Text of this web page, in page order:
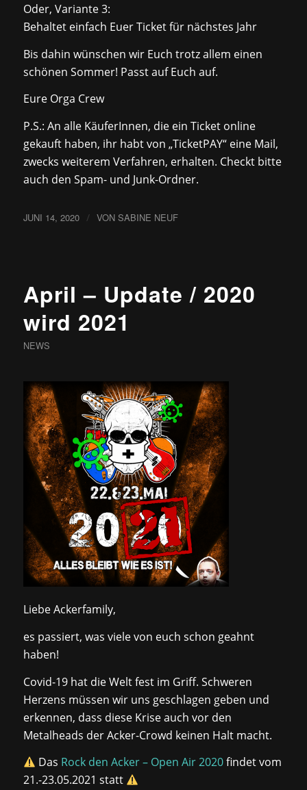
Oder, Variante 3:
Behaltet einfach Euer Ticket für nächstes Jahr
Bis dahin wünschen wir Euch trotz allem einen
schönen Sommer! Passt auf Euch auf.
Eure Orga Crew
P.S.: An alle KäuferInnen, die ein Ticket online
gekauft haben, ihr habt von „TicketPAY“ eine Mail,
zwecks weiterem Verfahren, erhalten. Checkt bitte
auch den Spam- und Junk-Ordner.
JUNI 14, 2020 / VON SABINE NEUF
April – Update / 2020
wird 2021
NEWS
Liebe Ackerfamily,
es passiert, was viele von euch schon geahnt
haben!
Covid-19 hat die Welt fest im Griff. Schweren
Herzens müssen wir uns geschlagen geben und
erkennen, dass diese Krise auch vor den
Metalheads der Acker-Crowd keinen Halt macht.
Das Rock den Acker – Open Air 2020findet vom
21.-23.05.2021 statt